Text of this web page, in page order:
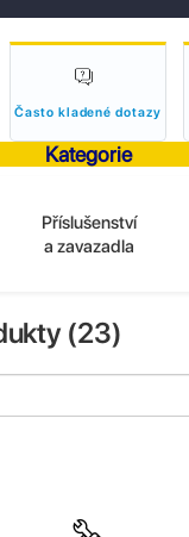
Často kladené dotazy
Kategorie
Příslušenství
a zavazadla
(23)